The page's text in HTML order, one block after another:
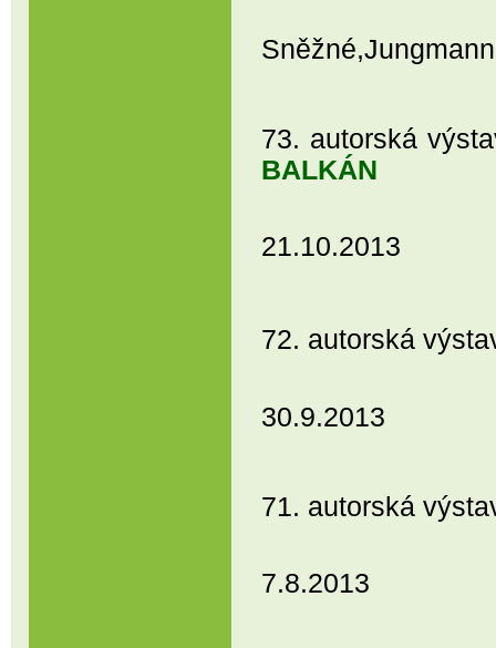
73. autorská
BALKÁN
21.10.2013
72. autorská
30.9.2013
71. autorská
7.8.2013